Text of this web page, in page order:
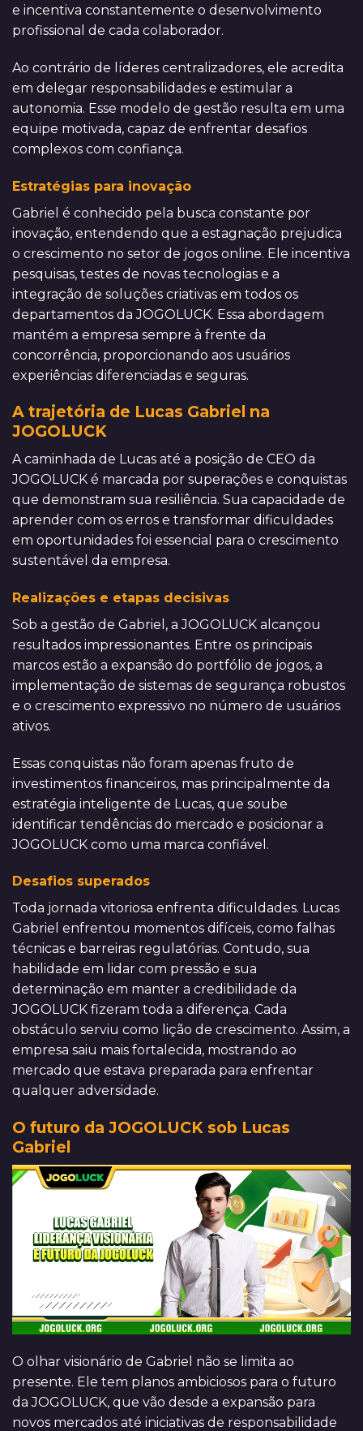
e incentiva constantemente o desenvolvimento
profissional de cada colaborador.
Ao contrário de líderes centralizadores, ele acredita
em delegar responsabilidades e estimular a
autonomia. Esse modelo de gestão resulta em uma
equipe motivada, capaz de enfrentar desafios
complexos com confiança.
Estratégias para inovação
Gabriel é conhecido pela busca constante por
inovação, entendendo que a estagnação prejudica
o crescimento no setor de jogos online. Ele incentiva
pesquisas, testes de novas tecnologias e a
integração de soluções criativas em todos os
departamentos da JOGOLUCK. Essa abordagem
mantém a empresa sempre à frente da
concorrência, proporcionando aos usuários
experiências diferenciadas e seguras.
A trajetória de Lucas Gabriel na
JOGOLUCK
A caminhada de Lucas até a posição de CEO da
JOGOLUCK é marcada por superações e conquistas
que demonstram sua resiliência. Sua capacidade de
aprender com os erros e transformar dificuldades
em oportunidades foi essencial para o crescimento
sustentável da empresa.
Realizações e etapas decisivas
Sob a gestão de Gabriel, a JOGOLUCK alcançou
resultados impressionantes. Entre os principais
marcos estão a expansão do portfólio de jogos, a
implementação de sistemas de segurança robustos
e o crescimento expressivo no número de usuários
ativos.
Essas conquistas não foram apenas fruto de
investimentos financeiros, mas principalmente da
estratégia inteligente de Lucas, que soube
identificar tendências do mercado e posicionar a
JOGOLUCK como uma marca confiável.
Desafios superados
Toda jornada vitoriosa enfrenta dificuldades. Lucas
Gabriel enfrentou momentos difíceis, como falhas
técnicas e barreiras regulatórias. Contudo, sua
habilidade em lidar com pressão e sua
determinação em manter a credibilidade da
JOGOLUCK fizeram toda a diferença. Cada
obstáculo serviu como lição de crescimento. Assim, a
empresa saiu mais fortalecida, mostrando ao
mercado que estava preparada para enfrentar
qualquer adversidade.
O futuro da JOGOLUCK sob Lucas
Gabriel
O olhar visionário de Gabriel não se limita ao
presente. Ele tem planos ambiciosos para o futuro
da JOGOLUCK, que vão desde a expansão para
novos mercados até iniciativas de responsabilidade